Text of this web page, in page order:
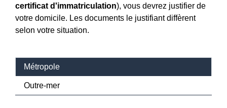
certificat d'immatriculation), vous devrez justifier de
votre domicile. Les documents le justifiant diffèrent
selon votre situation.
Métropole
Outre-mer